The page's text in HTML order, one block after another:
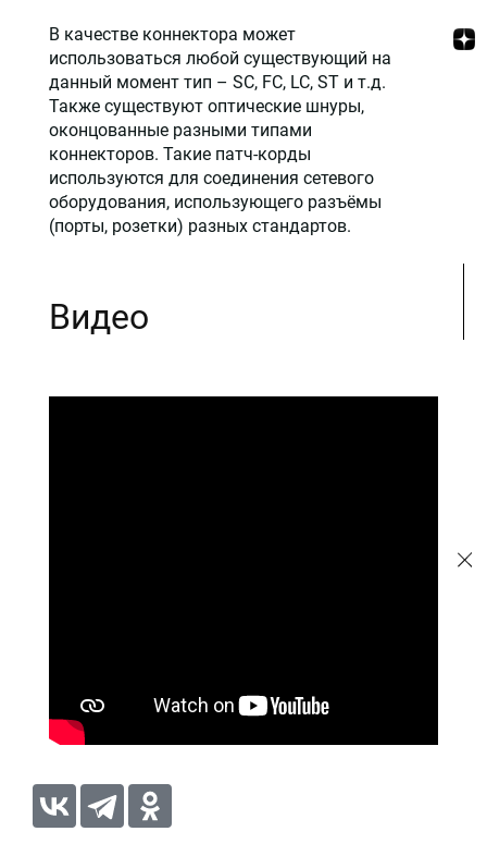
В качестве коннектора может
использоваться любой существующий на
данный момент тип – SC, FC, LC, ST и т.д.
Также существуют оптические шнуры,
оконцованные разными типами
коннекторов. Такие патч-корды
используются для соединения сетевого
оборудования, использующего разъёмы
(порты, розетки) разных стандартов.
Видео